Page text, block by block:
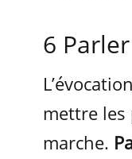
6
mettre les
marche.